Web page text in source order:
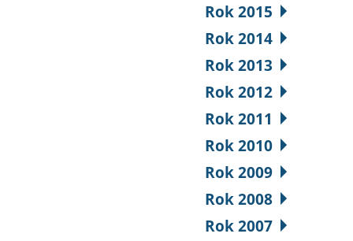
Rok 2015
Rok 2014
Rok 2013
Rok 2012
Rok 2011
Rok 2010
Rok 2009
Rok 2008
Rok 2007